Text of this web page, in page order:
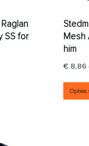
Deze optie
SS for
€ 7,34 tot € 7,65
product heeft
Mesh
him
€8,86
Opties